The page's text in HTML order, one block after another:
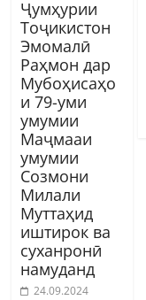
Ҷумҳурии
Тоҷикистон
Эмомалӣ
Раҳмон дар
Мубоҳисаҳо
и 79-уми
умумии
Маҷмааи
умумии
Созмони
Милали
Муттаҳид
иштирок ва
суханронӣ
намуданд
24.09.2024